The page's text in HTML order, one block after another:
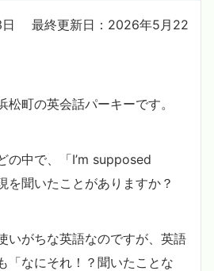
最終更新日：2026年5月22
松町の英会話パーキーです。
の中で、「I’m supposed
を聞いたことがありますか？
いがちな英語なのですが、英語
「なにそれ！？聞いたことな